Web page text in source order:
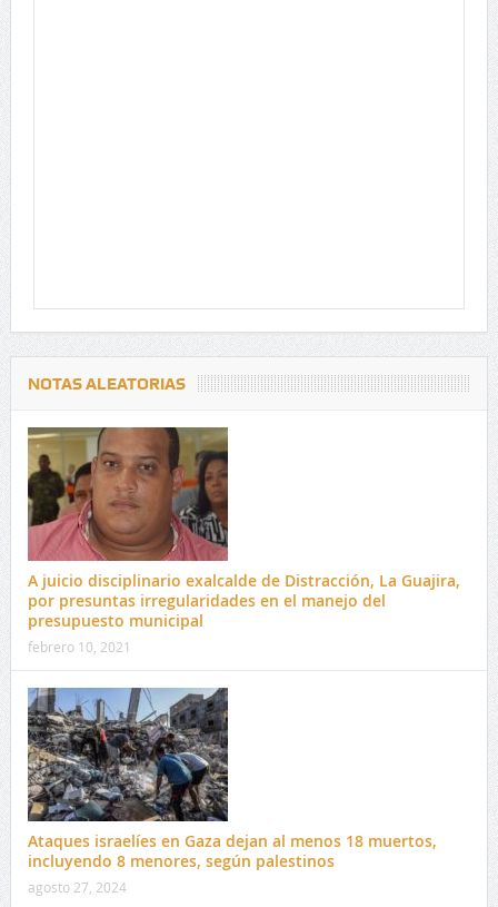
NOTAS ALEATORIAS
A juicio disciplinario exalcalde de Distracción, La Guajira,
por presuntas irregularidades en el manejo del
presupuesto municipal
febrero 10, 2021
Ataques israelíes en Gaza dejan al menos 18 muertos,
incluyendo 8 menores, según palestinos
agosto 27, 2024